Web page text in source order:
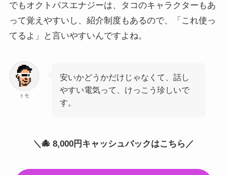
でもオクトパスエナジーは、タコのキャラクターもあ
って覚えやすいし、紹介制度もあるので、「これ使っ
てるよ」と言いやすいんですよね。
トモ
安いかどうかだけじゃなくて、話し
やすい電気って、けっこう珍しいで
す。
＼🐙 8,000円キャッシュバックはこちら／